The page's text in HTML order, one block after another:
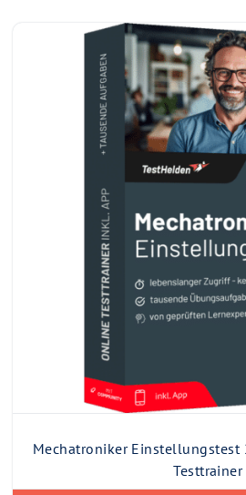
Mechatroniker
Testtrainer